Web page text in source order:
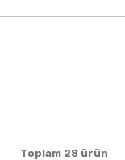
Toplam 28 ürün